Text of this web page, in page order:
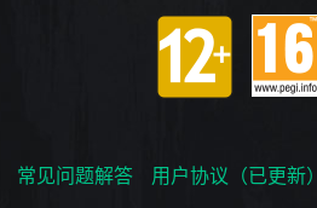
常见问题解答 用户协议（已更新）